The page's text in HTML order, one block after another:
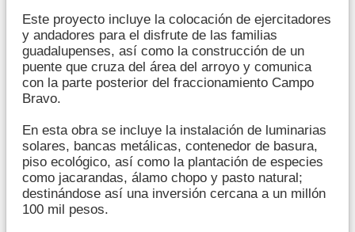
Este proyecto incluye la colocación de ejercitadores
y andadores para el disfrute de las familias
guadalupenses, así como la construcción de un
puente que cruza del área del arroyo y comunica
con la parte posterior del fraccionamiento Campo
Bravo.
En esta obra se incluye la instalación de luminarias
solares, bancas metálicas, contenedor de basura,
piso ecológico, así como la plantación de especies
como jacarandas, álamo chopo y pasto natural;
destinándose así una inversión cercana a un millón
100 mil pesos.